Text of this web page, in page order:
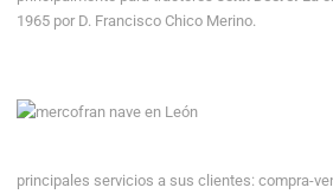
1965 por D. Francisco Chico Merino.
principales servicios a sus clientes: compra-